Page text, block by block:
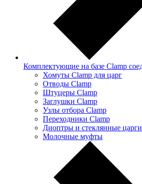
Комплектующие на базе Clamp
Хомуты Clamp для царг
Отводы Clamp
Штуцеры Clamp
Заглушки Clamp
Узлы отбора Clamp
Переходники Clamp
Диоптры и стеклянные царги
Молочные муфты